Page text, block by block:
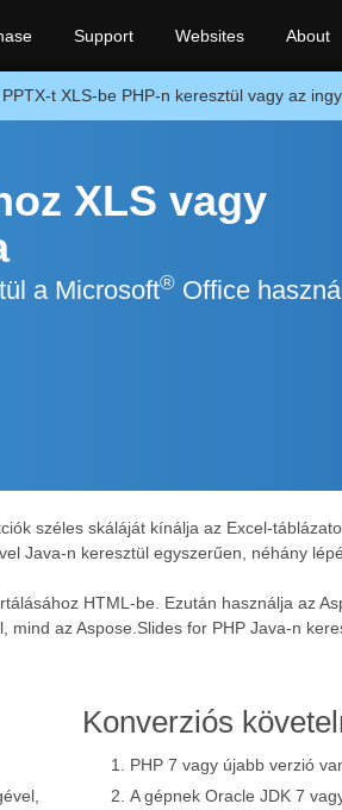
Support Websites About
t XLS-be PHP-n keresztül vagy az
XLS vagy
a Microsoft® Office
széles skáláját kínálja az Excel-
Java-n keresztül egyszerűen, néhány
HTML-be. Ezután használja az
az Aspose.Slides for PHP Java-n
Konverziós
PHP 7 vagy újabb verzió
A gépnek Oracle JDK 7